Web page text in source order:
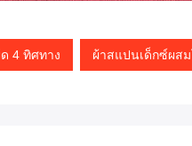
4 ทิศทาง ผ้าสแปนเด็กซ์ผสม